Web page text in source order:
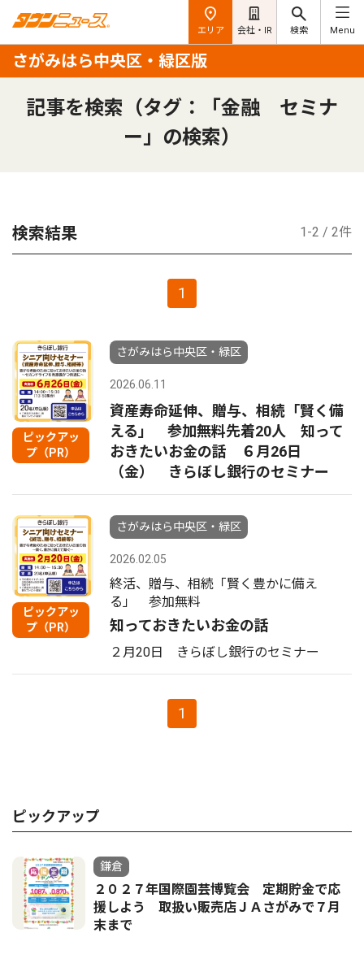
エリア 会社・IR 検索 Menu
さがみはら中央区・緑区版
記事を検索（タグ：「金融 セミナ
ー」の検索）
検索結果 1-2 / 2件
1
ピックアッ
プ（PR）
さがみはら中央区・緑区
2026.06.11
資産寿命延伸、贈与、相続「賢く備
える」 参加無料先着20人 知って
おきたいお金の話 ６月26日
（金） きらぼし銀行のセミナー
ピックアッ
プ（PR）
さがみはら中央区・緑区
2026.02.05
終活、贈与、相続「賢く豊かに備え
る」 参加無料
知っておきたいお金の話
２月20日 きらぼし銀行のセミナー
1
ピックアップ
鎌倉
２０２７年国際園芸博覧会 定期貯金で応
援しよう 取扱い販売店ＪＡさがみで７月
末まで